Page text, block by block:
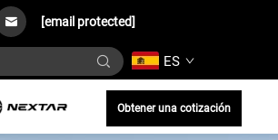
[email protected]
ES
Obtener una cotización